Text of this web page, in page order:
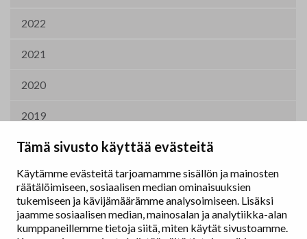
Tämä sivusto käyttää evästeitä
Käytämme evästeitä tarjoamamme sisällön ja mainosten
räätälöimiseen, sosiaalisen median ominaisuuksien
tukemiseen ja kävijämäärämme analysoimiseen. Lisäksi
jaamme sosiaalisen median, mainosalan ja analytiikka-alan
kumppaneillemme tietoja siitä, miten käytät sivustoamme.
2022
2021
2020
2019
2011